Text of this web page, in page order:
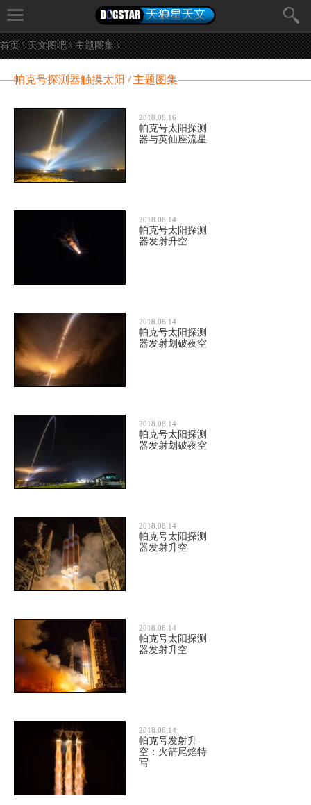
首页\天文图吧\主题图集\
帕克号探测器触摸太阳 / 主题图集
2018.08.16
帕克号太阳探测
器与英仙座流星
2018.08.14
帕克号太阳探测
器发射升空
2018.08.14
帕克号太阳探测
器发射划破夜空
2018.08.14
帕克号太阳探测
器发射划破夜空
2018.08.14
帕克号太阳探测
器发射升空
2018.08.14
帕克号太阳探测
器发射升空
2018.08.14
帕克号发射升
空：火箭尾焰特
写